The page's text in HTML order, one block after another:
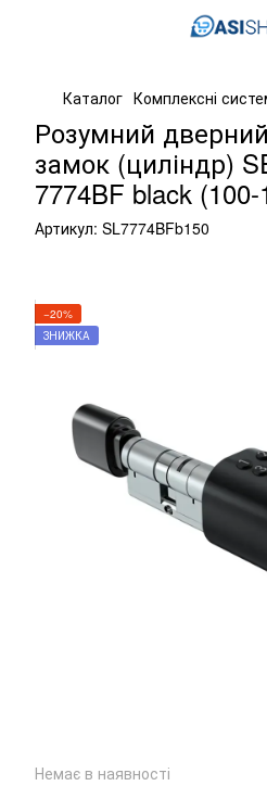
Каталог Комплексні
Розумний
замок (циліндр)
7774BF black
Артикул: SL7774BFb150
−20%
ЗНИЖКА
Немає в наявності